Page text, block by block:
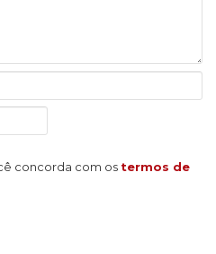
concorda com os termos de